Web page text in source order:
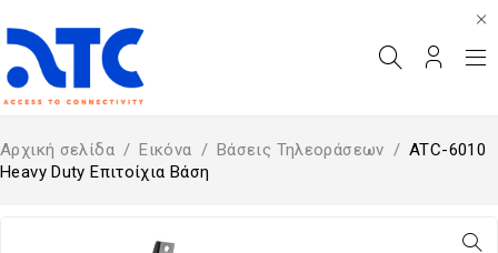
Αρχική σελίδα / Εικόνα / Βάσεις Τηλεοράσεων / ATC-6010
Heavy Duty Επιτοίχια Βάση